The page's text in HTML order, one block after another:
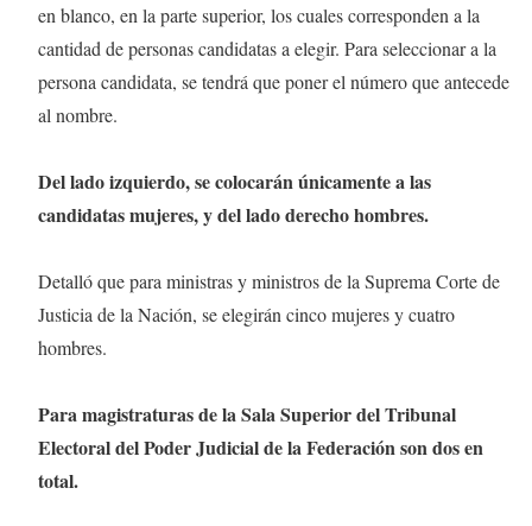
en blanco, en la parte superior, los cuales corresponden a la
cantidad de personas candidatas a elegir. Para seleccionar a la
persona candidata, se tendrá que poner el número que antecede
al nombre.
Del lado izquierdo, se colocarán únicamente a las
candidatas mujeres, y del lado derecho hombres.
Detalló que para ministras y ministros de la Suprema Corte de
Justicia de la Nación, se elegirán cinco mujeres y cuatro
hombres.
Para magistraturas de la Sala Superior del Tribunal
Electoral del Poder Judicial de la Federación son dos en
total.